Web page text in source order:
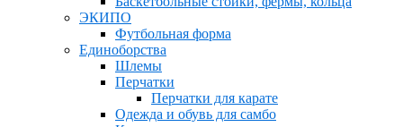
ЭКИПО
Футбольная форма
Единоборства
Шлемы
Перчатки
Перчатки для карате
Одежда и обувь для самбо